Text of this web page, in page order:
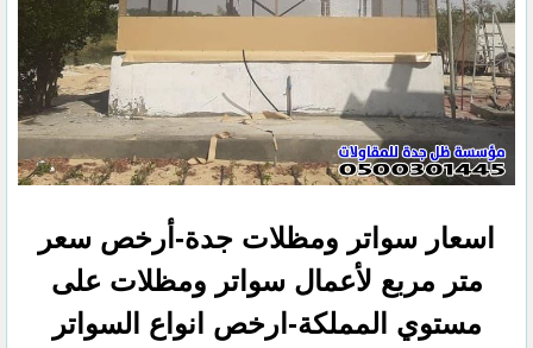
اسعار سواتر ومظلات جدة-أرخص سعر
متر مربع لأعمال سواتر ومظلات على
مستوي المملكة-ارخص انواع السواتر